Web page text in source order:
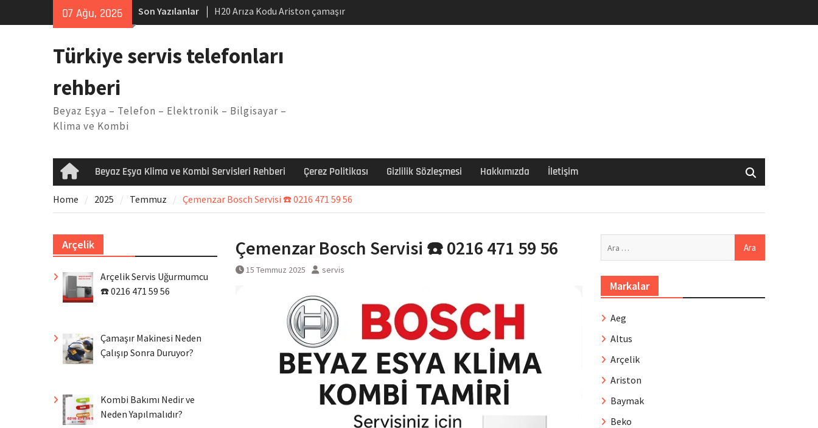
07 Ağu, 2026 Son Yazılanlar
H20 Arıza Kodu Ariston çamaşır
makinesi Sorunu
Arçelik buzdolabı F5 Hatası Çözüm
Ferroli klima E3 Arızası Çözümü
Türkiye servis telefonları
rehberi
Beyaz Eşya – Telefon – Elektronik – Bilgisayar –
Klima ve Kombi
HomeBeyaz Eşya Klima ve Kombi Servisleri Rehberi Çerez Politikası Gizlilik Sözleşmesi Hakkımızda İletişim
Home 2025 Temmuz Çemenzar Bosch Servisi ☎️ 0216 471 59 56
Çemenzar Bosch Servisi ☎️ 0216 471 59 56
15 Temmuz 2025 servis
Markalar
Aeg
Altus
Arçelik
Ariston
Baymak
Beko
Arçelik
Arçelik Servis Uğurmumcu
☎️ 0216 471 59 56
Çamaşır Makinesi Neden
Çalışıp Sonra Duruyor?
Kombi Bakımı Nedir ve
Neden Yapılmalıdır?